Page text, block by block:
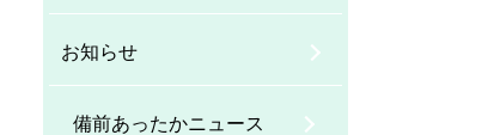
お知らせ
備前あったかニュース